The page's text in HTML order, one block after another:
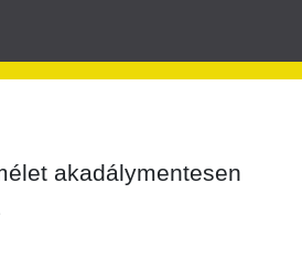
akadálymentesen